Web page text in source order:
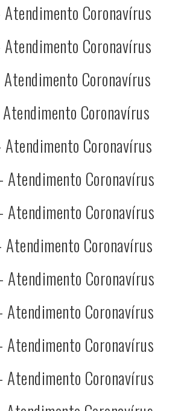
Coronavírus
Coronavírus
Coronavírus
Coronavírus
Coronavírus
Coronavírus
Coronavírus
Coronavírus
Coronavírus
Coronavírus
Coronavírus
Coronavírus